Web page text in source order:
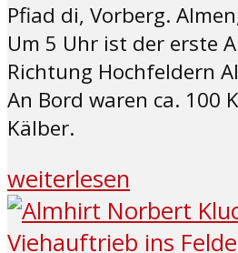
Pfiad di, Vorberg.
Um 5 Uhr ist der erste
Richtung Hochfeldern
An Bord waren ca. 100
Kälber.
weiterlesen